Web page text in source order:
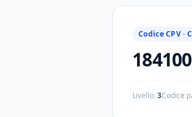
Codice CPV ·
Livello:3Codice